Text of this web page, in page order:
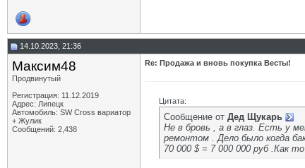
14.10.2023, 21:36
Максим48
Продвинутый
Регистрация: 11.12.2019
Адрес: Липецк
Автомобиль: SW Cross вариатор
+ Жулик
Сообщений: 2,438
Re: Продажа и вновь покупка Весты!
Цитата:
Сообщение от Дед Щукарь
Не в бровь , а в глаз. Есть у
ремонтом . Дело было когда
70 000 $ = 7 000 000 руб .Как